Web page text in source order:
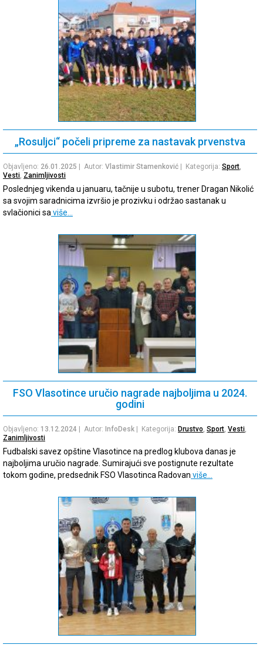
„Rosuljci“ počeli pripreme za nastavak prvenstva
Objavljeno: 26.01.2025 | Autor: Vlastimir Stamenković | Kategorija: Sport,
Vesti, Zanimljivosti
Poslednjeg vikenda u januaru, tačnije u subotu, trener Dragan Nikolić
sa svojim saradnicima izvršio je prozivku i održao sastanak u
svlačionici sa više…
FSO Vlasotince uručio nagrade najboljima u 2024.
godini
Objavljeno: 13.12.2024 | Autor: InfoDesk | Kategorija: Drustvo Sport Vesti
Zanimljivosti
Fudbalski savez opštine Vlasotince na predlog klubova danas je
najboljima uručio nagrade. Sumirajući sve postignute rezultate
tokom godine, predsednik FSO Vlasotinca Radovan više…